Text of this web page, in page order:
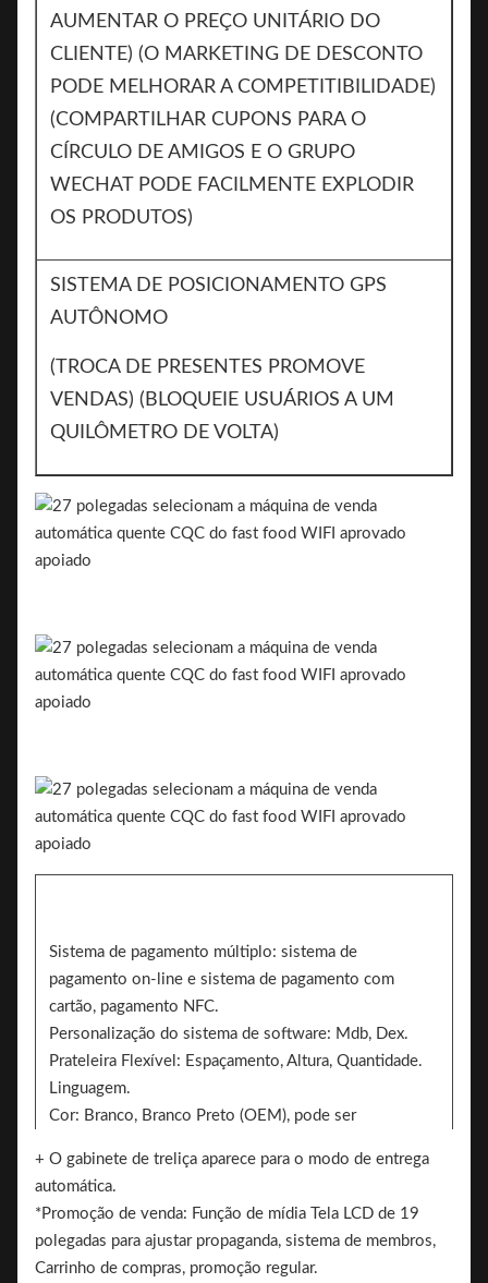
AUMENTAR O PREÇO UNITÁRIO DO
CLIENTE) (O MARKETING DE DESCONTO
PODE MELHORAR A COMPETITIBILIDADE)
(COMPARTILHAR CUPONS PARA O
CÍRCULO DE AMIGOS E O GRUPO
WECHAT PODE FACILMENTE EXPLODIR
OS PRODUTOS)
SISTEMA DE POSICIONAMENTO GPS
AUTÔNOMO
(TROCA DE PRESENTES PROMOVE
VENDAS) (BLOQUEIE USUÁRIOS A UM
QUILÔMETRO DE VOLTA)
Sistema de pagamento múltiplo: sistema de
pagamento on-line e sistema de pagamento com
cartão, pagamento NFC.
Personalização do sistema de software: Mdb, Dex.
Prateleira Flexível: Espaçamento, Altura, Quantidade.
Linguagem.
Cor: Branco, Branco Preto (OEM), pode ser
Adesivo. 2 lados podem adicionar o adesivo para
Marca.
+ O gabinete de treliça aparece para o modo de entrega
automática.
*Promoção de venda: Função de mídia Tela LCD de 19
polegadas para ajustar propaganda, sistema de membros,
Carrinho de compras, promoção regular.